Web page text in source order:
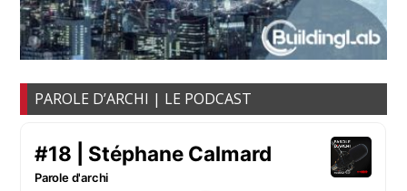
PAROLE D’ARCHI | LE PODCAST